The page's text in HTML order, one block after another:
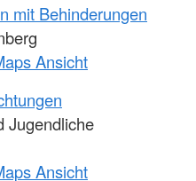
mit Behinderungen
Ansicht
Jugendliche
Ansicht